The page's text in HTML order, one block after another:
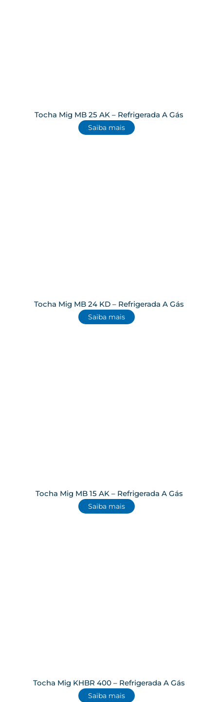
Tocha Mig MB 25 AK – Refrigerada A Gás
Saiba mais
Tocha Mig MB 24 KD – Refrigerada A Gás
Saiba mais
Tocha Mig MB 15 AK – Refrigerada A Gás
Saiba mais
Tocha Mig KHBR 400 – Refrigerada A Gás
Saiba mais